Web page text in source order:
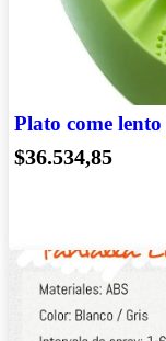
Plato come
$36.534,85